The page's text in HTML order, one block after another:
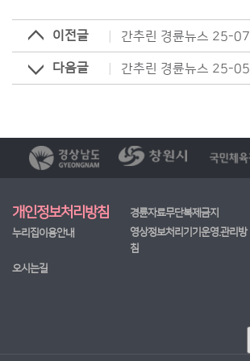
이전글 간추린 경륜뉴스 25-07
다음글 간추린 경륜뉴스 25-05
개인정보처리방침
경륜자료무단복제금지
누리집이용안내
영상정보처리기기운영.관리방
침
오시는길